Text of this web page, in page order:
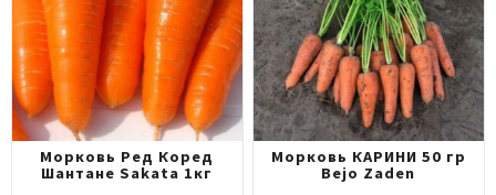
Морковь Ред Коред
Шантане Sakata 1кг
Морковь КАРИНИ 50 гр
Bejo Zaden